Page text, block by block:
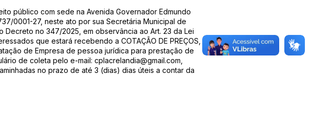
público com sede na Avenida Governador Edmundo
0001-27, neste ato por sua Secretária Municipal de
no 347/2025, em observância ao Art. 23 da Lei
que estará recebendo a COTAÇÃO DE PREÇOS,
de Empresa de pessoa jurídica para prestação de
de coleta pelo e-mail: cplacrelandia@gmail.com
no prazo de até 3 (dias) dias úteis a contar da